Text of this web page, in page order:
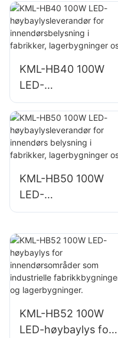
LED-
flomlysleverandør
KML-HB40 100W
LED-
høybaylysleverand
ør for
innendørsbelysning
i fabrikker,
KML-HB50 100W
LED-
høybaylysleverand
belysning i
fabrikker,
lagerbygninger osv.
KML-HB52 100W
LED-høybaylys for